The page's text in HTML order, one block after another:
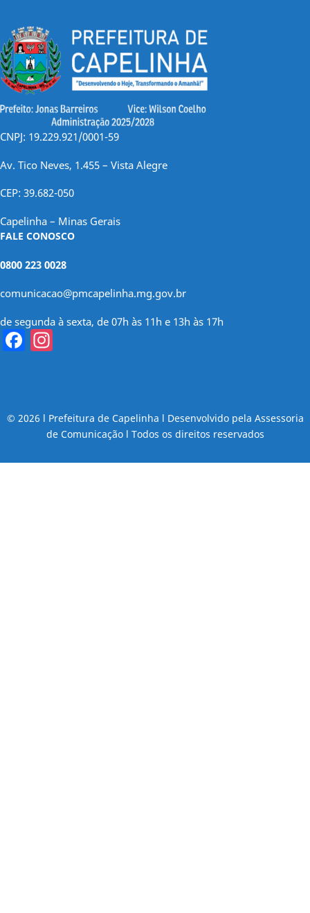
CNPJ: 19.229.921/0001-59
Av. Tico Neves, 1.455 – Vista Alegre
CEP: 39.682-050
Capelinha – Minas Gerais
FALE CONOSCO
0800 223 0028
comunicacao@pmcapelinha.mg.gov.br
de segunda à sexta, de 07h às 11h e 13h às 17h
Facebook
© 2026 l Prefeitura de Capelinha l Desenvolvido pela Assessoria
de Comunicação l Todos os direitos reservados